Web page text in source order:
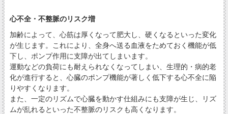
心不全・不整脈のリスク増
加齢によって、心筋は厚くなって肥大し、硬くなるといった変化
が生じます。これにより、全身へ送る血液をためておく機能が低
下し、ポンプ作用に支障が出てしまいます。
運動などの負荷にも耐えられなくなってしまい、生理的・病的老
化が進行すると、心臓のポンプ機能が著しく低下する心不全に陥
りやすくなります。
また、一定のリズムで心臓を動かす仕組みにも支障が生じ、リズ
ムが乱れるといった不整脈のリスクも高くなります。